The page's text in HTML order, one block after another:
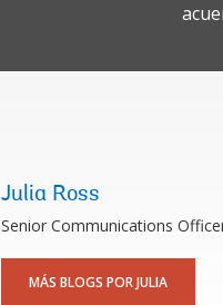
Julia Ross
Senior Communications
MÁS BLOGS POR JULIA